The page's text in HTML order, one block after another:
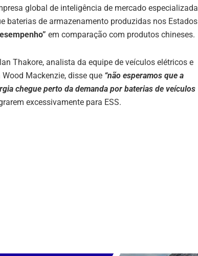
global de inteligência de mercado especializada
baterias de armazenamento produzidas nos Estados
em comparação com produtos chineses.
Thakore, analista da equipe de veículos elétricos e
Mackenzie, disse que “não esperamos que a
chegue perto da demanda por baterias de veículos
excessivamente para ESS.